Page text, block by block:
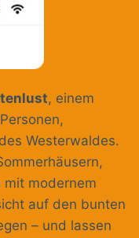
, einem
Westerwaldes.
modernem
auf den bunten
– und lassen